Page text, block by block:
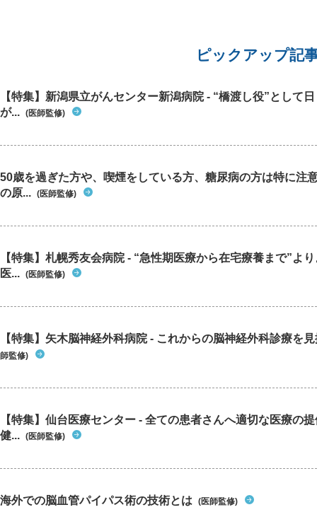
ピックアップ記
【特集】新潟県立がんセンター新潟病院 - “橋渡し役”として
が... (医師監修)
50歳を過ぎた方や、喫煙をしている方、糖尿病の方は特に注
の原... (医師監修)
【特集】札幌秀友会病院 - “急性期医療から在宅療養まで”よ
医... (医師監修)
【特集】矢木脳神経外科病院 - これからの脳神経外科診療を
師監修)
【特集】仙台医療センター - 全ての患者さんへ適切な医療の
健... (医師監修)
海外での脳血管パイパス術の技術とは (医師監修)